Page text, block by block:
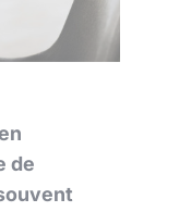
de